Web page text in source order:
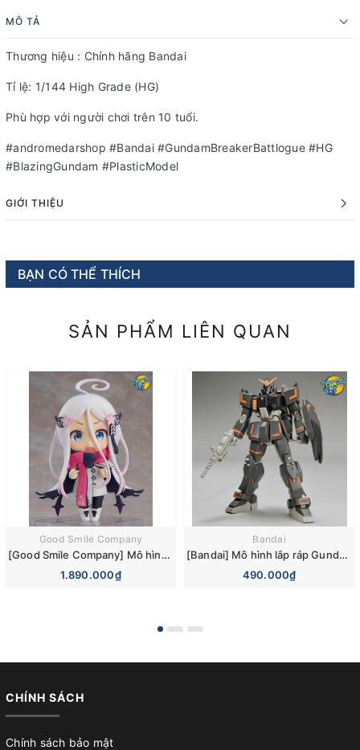
MÔ TẢ
Thương hiệu : Chính hãng Bandai
Tỉ lệ: 1/144 High Grade (HG)
Phù hợp với người chơi trên 10 tuổi.
#andromedarshop #Bandai #GundamBreakerBattlogue #HG
#BlazingGundam #PlasticModel
GIỚI THIỆU
BẠN CÓ THỂ THÍCH
SẢN PHẨM LIÊN QUAN
Good Smile Company
[Good Smile Company] Mô hình nhân vật Smile of the Arsnotoria Nendoroid 1912 Arsnotoria
1.890.000₫
Bandai
[Bandai] Mô hình lắp ráp Gundam Breaker Battlogue HG 1/144 Gundam Ground Urban Combat Type Plastic Model
490.000₫
CHÍNH SÁCH
Chính sách bảo mật